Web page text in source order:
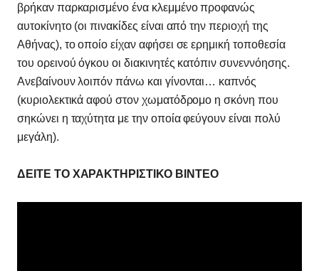
βρήκαν παρκαρισμένο ένα κλεμμένο προφανώς
αυτοκίνητο (οι πινακίδες είναι από την περιοχή της
Αθήνας), το οποίο είχαν αφήσει σε ερημική τοποθεσία
του ορεινού όγκου οι διακινητές κατόπιν συνεννόησης.
Ανεβαίνουν λοιπόν πάνω και γίνονται… καπνός
(κυριολεκτικά αφού στον χωματόδρομο η σκόνη που
σηκώνει η ταχύτητα με την οποία φεύγουν είναι πολύ
μεγάλη).
ΔΕΙΤΕ ΤΟ ΧΑΡΑΚΤΗΡΙΣΤΙΚΟ ΒΙΝΤΕΟ